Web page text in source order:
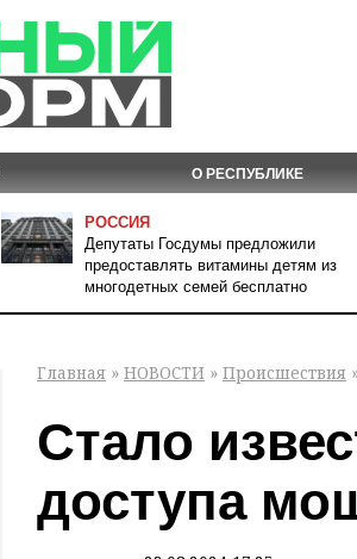
О РЕСПУБЛИКЕ
РОССИЯ
Депутаты Госдумы предложили
предоставлять витамины детям из
многодетных семей бесплатно
Главная » НОВОСТИ » Происшествия
Стало
доступа